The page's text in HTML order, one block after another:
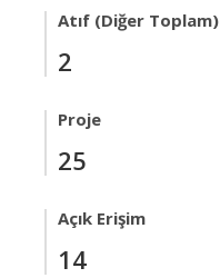
Atıf (Diğer Toplam)
2
Proje
25
Açık Erişim
14